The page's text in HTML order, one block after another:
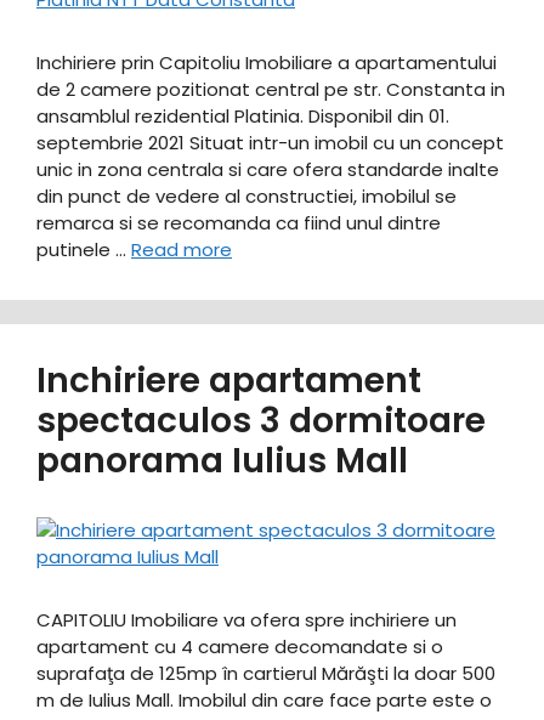
Inchiriere prin Capitoliu Imobiliare a apartamentului
de 2 camere pozitionat central pe str. Constanta in
ansamblul rezidential Platinia. Disponibil din 01.
septembrie 2021 Situat intr-un imobil cu un concept
unic in zona centrala si care ofera standarde inalte
din punct de vedere al constructiei, imobilul se
remarca si se recomanda ca fiind unul dintre
putinele … Read more
Inchiriere apartament
spectaculos 3 dormitoare
panorama Iulius Mall
CAPITOLIU Imobiliare va ofera spre inchiriere un
apartament cu 4 camere decomandate si o
suprafaţa de 125mp în cartierul Mărăşti la doar 500
m de Iulius Mall. Imobilul din care face parte este o